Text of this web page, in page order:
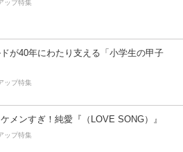
ップ特集
が40年にわたり支える「小学生の甲子
ップ特集
メンすぎ！純愛『（LOVE SONG）』
ップ特集